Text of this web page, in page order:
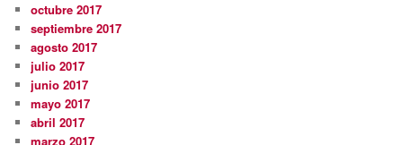
octubre 2017
septiembre 2017
agosto 2017
julio 2017
junio 2017
mayo 2017
abril 2017
marzo 2017